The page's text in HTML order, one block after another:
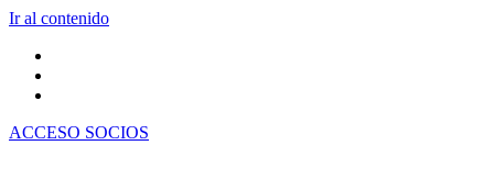
Ir al contenido
ACCESO SOCIOS